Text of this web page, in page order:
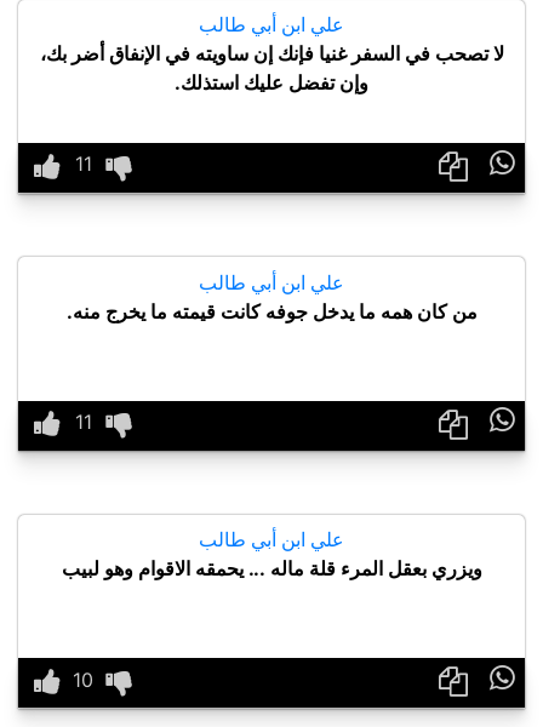
علي ابن أبي طالب
لا تصحب في السفر غنيا فإنك إن ساويته في الإنفاق أضر بك،
وإن تفضل عليك استذلك.

علي ابن أبي طالب
من كان همه ما يدخل جوفه كانت قيمته ما يخرج منه.

علي ابن أبي طالب
ويزري بعقل المرء قلة ماله ... يحمقه الاقوام وهو لبيب
